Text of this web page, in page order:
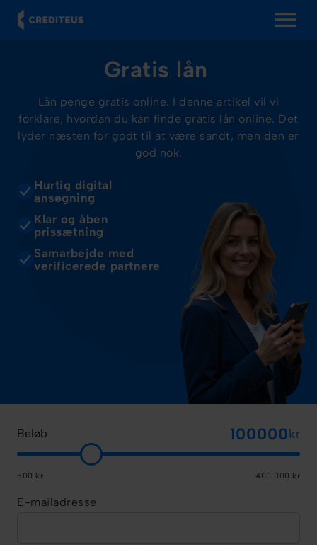
Gratis lån
Lån penge gratis online. I denne artikel vil vi
forklare, hvordan du kan finde gratis lån online. Det
lyder næsten for godt til at være sandt, men den er
god nok.
Hurtig digital
ansøgning
Klar og åben
prissætning
Samarbejde med
verificerede partnere
Beløb kr
500 kr 400 000 kr
E-mailadresse